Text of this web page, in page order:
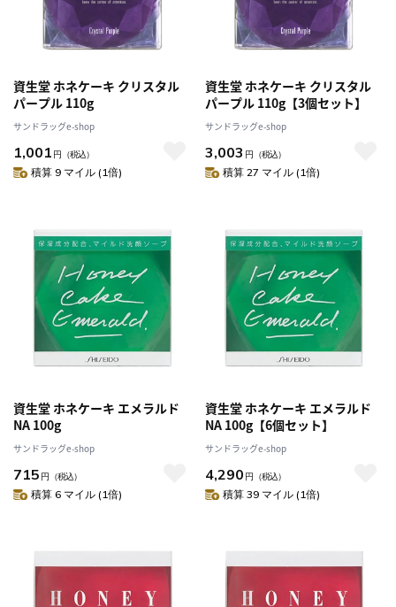
資生堂 ホネケーキ クリスタル
パープル 110g
サンドラッグe-shop
1,001 円 （税込）
積算 9 マイル (1倍)
資生堂 ホネケーキ クリスタル
パープル 110g【3個セット】
サンドラッグe-shop
3,003 円 （税込）
積算 27 マイル (1倍)
資生堂 ホネケーキ エメラルド
NA 100g
サンドラッグe-shop
715 円 （税込）
積算 6 マイル (1倍)
資生堂 ホネケーキ エメラルド
NA 100g【6個セット】
サンドラッグe-shop
4,290 円 （税込）
積算 39 マイル (1倍)